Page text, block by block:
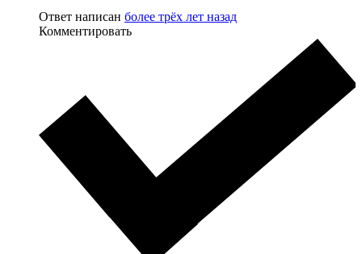
Ответ написан более трёх лет назад
Комментировать